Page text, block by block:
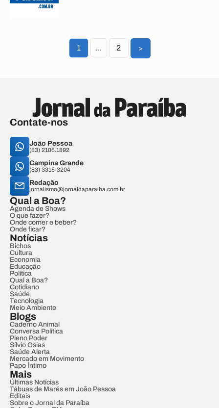
1 ... 2 >
Contate-nos
João Pessoa
(83) 2106.1892
Campina Grande
(83) 3315-3204
Redação
jornalismo@jornaldaparaiba.com.br
Qual a Boa?
Agenda de Shows
O que fazer?
Onde comer e beber?
Onde ficar?
Notícias
Bichos
Cultura
Economia
Educação
Política
Qual a Boa?
Cotidiano
Saúde
Tecnologia
Meio Ambiente
Blogs
Caderno Animal
Conversa Política
Pleno Poder
Sílvio Osias
Saúde Alerta
Mercado em Movimento
Papo Íntimo
Mais
Últimas Notícias
Tábuas de Marés em João Pessoa
Editais
Sobre o Jornal da Paraíba